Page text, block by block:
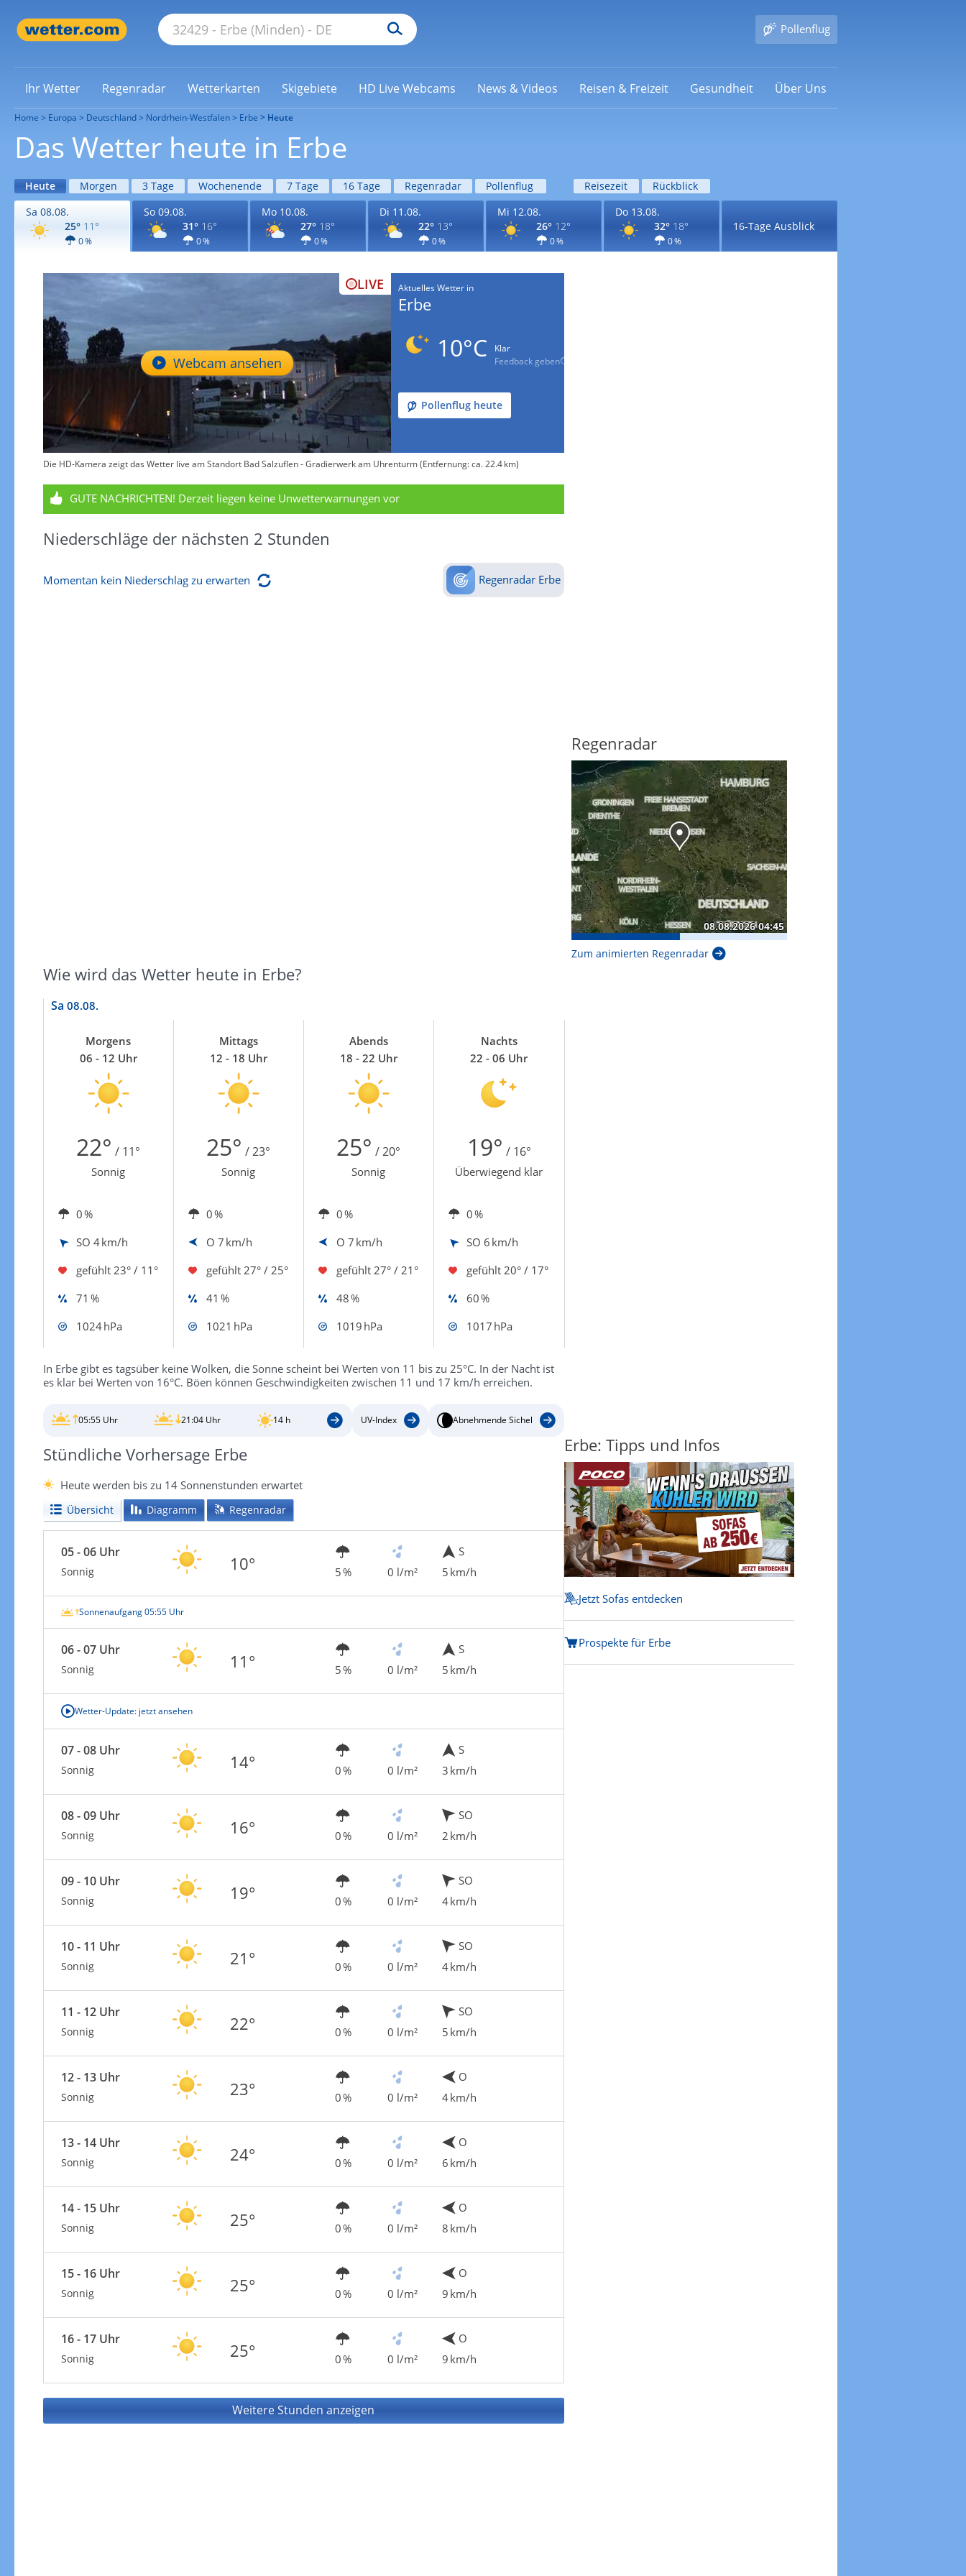
Pollenflug
Ihr Wetter Regenradar Wetterkarten Skigebiete HD Live Webcams News & Videos Reisen & Freizeit Gesundheit Über Uns
Home Europa Deutschland Nordrhein-Westfalen Erbe Heute
Das Wetter heute in Erbe
Heute Morgen 3 Tage Wochenende 7 Tage 16 Tage Regenradar Pollenflug Reisezeit
Rückblick
Sa 08.08.
25° 11°
0 %
So 09.08.
31° 16°
0 %
Mo 10.08.
27° 18°
0 %
Di 11.08.
22° 13°
0 %
Mi 12.08.
26° 12°
0 %
Do 13.08.
32° 18°
0 %
16-Tage Ausblick
LIVE
Webcam ansehen
Aktuelles Wetter in
Erbe
10°C
Klar
Feedback geben
Pollenflug heute
Die HD-Kamera zeigt das Wetter live am Standort Bad Salzuflen - Gradierwerk am Uhrenturm (Entfernung: ca. 22.4 km)
GUTE NACHRICHTEN! Derzeit liegen keine Unwetterwarnungen vor
Niederschläge der nächsten 2 Stunden
Momentan kein Niederschlag zu erwarten Regenradar Erbe
Wie wird das Wetter heute in Erbe?
Sa 08.08.
Morgens
06 - 12 Uhr
Mittags
12 - 18 Uhr
Abends
18 - 22 Uhr
Nachts
22 - 06 Uhr
22° / 11° 25° / 23° 25° / 20° 19° / 16°
Sonnig Sonnig Sonnig Überwiegend klar
0 % 0 % 0 %
0 %
SO 4 km/h O 7 km/h O 7 km/h SO 6 km/h
gefühlt 23° / 11° gefühlt 27° / 25° gefühlt 27° / 21° gefühlt 20° / 17°
71 %
41 % 48 %
60 %
1024 hPa
1021 hPa 1019 hPa 1017 hPa
In Erbe gibt es tagsüber keine Wolken, die Sonne scheint bei Werten von 11 bis zu 25°C. In der Nacht ist
es klar bei Werten von 16°C. Böen können Geschwindigkeiten zwischen 11 und 17 km/h erreichen.
05:55 Uhr 21:04 Uhr 14 h UV-Index Abnehmende Sichel
Stündliche Vorhersage Erbe
Heute werden bis zu 14 Sonnenstunden erwartet
Übersicht Diagramm Regenradar
05 - 06 Uhr
Sonnig 10° 5 % 0 l/m²
S
5 km/h
Sonnenaufgang 05:55 Uhr
06 - 07 Uhr
Sonnig 11° 5 % 0 l/m²
S
5 km/h
Wetter-Update: jetzt ansehen
07 - 08 Uhr
Sonnig 14° 0 % 0 l/m²
S
3 km/h
08 - 09 Uhr
Sonnig 16° 0 % 0 l/m²
SO
2 km/h
09 - 10 Uhr
Sonnig 19° 0 % 0 l/m²
SO
4 km/h
10 - 11 Uhr
Sonnig 21° 0 % 0 l/m²
SO
4 km/h
11 - 12 Uhr
Sonnig 22° 0 % 0 l/m²
SO
5 km/h
12 - 13 Uhr
Sonnig 23° 0 % 0 l/m²
O
4 km/h
13 - 14 Uhr
Sonnig 24° 0 % 0 l/m²
O
6 km/h
14 - 15 Uhr
Sonnig 25° 0 % 0 l/m²
O
8 km/h
15 - 16 Uhr
Sonnig 25° 0 % 0 l/m²
O
9 km/h
16 - 17 Uhr
Sonnig 25° 0 % 0 l/m²
O
9 km/h
Weitere Stunden anzeigen
Regenradar
Zum animierten Regenradar
Erbe: Tipps und Infos
Jetzt Sofas entdecken
Prospekte für Erbe